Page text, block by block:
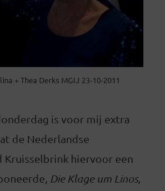
+ Thea Derks MGIJ 23-10-2011
is voor mij extra
de Nederlandse
hiervoor een
Die Klage um Linos,